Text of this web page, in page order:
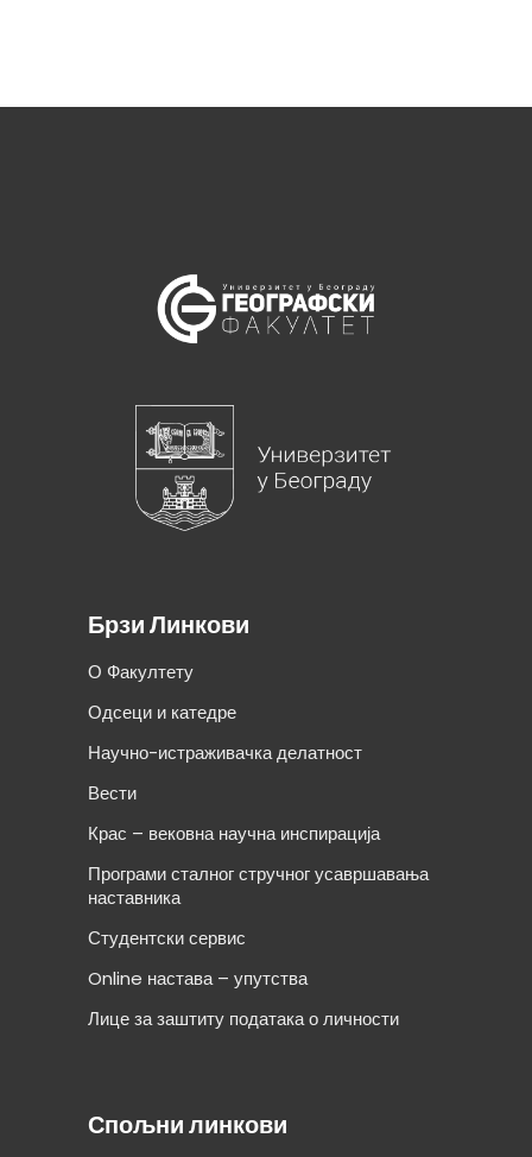
Брзи Линкови
О Факултету
Одсеци и катедре
Научно-истраживачка делатност
Вести
Крас – вековна научна инспирација
Програми сталног стручног усавршавања
наставника
Студентски сервис
Online настава – упутства
Лице за заштиту података о личности
Спољни линкови